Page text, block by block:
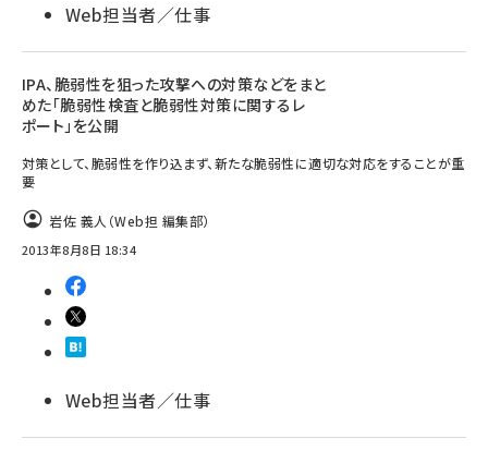
Web担当者／仕事
IPA、脆弱性を狙った攻撃への対策などをまと
めた「脆弱性検査と脆弱性対策に関するレ
ポート」を公開
対策として、脆弱性を作り込まず、新たな脆弱性に適切な対応をすることが重
要
岩佐 義人（Web担 編集部）
2013年8月8日 18:34
Web担当者／仕事